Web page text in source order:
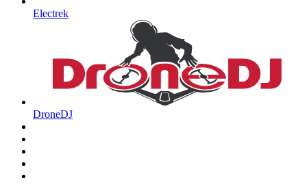
Electrek
DroneDJ